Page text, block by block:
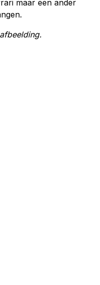
maar een ander